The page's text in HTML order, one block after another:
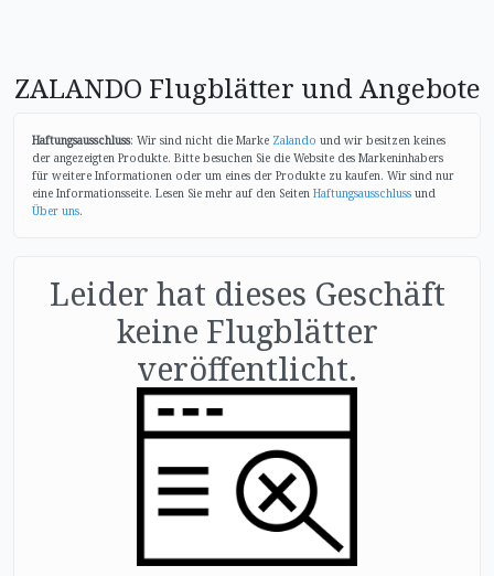
ZALANDO Flugblätter und Angebote
Haftungsausschluss: Wir sind nicht die Marke Zalando und wir besitzen keines
der angezeigten Produkte. Bitte besuchen Sie die Website des Markeninhabers
für weitere Informationen oder um eines der Produkte zu kaufen. Wir sind nur
eine Informationsseite. Lesen Sie mehr auf den Seiten Haftungsausschluss und
Über uns.
Leider hat dieses Geschäft
keine Flugblätter
veröffentlicht.